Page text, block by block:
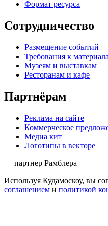
Формат ресурса
Сотрудничество
Размещение событий
Требования к
Музеям и выставкам
Ресторанам и кафе
Партнёрам
Реклама на сайте
Коммерческое
Медиа кит
Логотипы в векторе
— партнер Рамблера
Используя Кудамоскоу, вы
соглашением и политикой